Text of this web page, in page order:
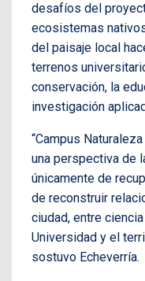
desafíos del
ecosistemas
del paisaje local
terrenos
conservación, la
investigación
“Campus
una perspectiva de
únicamente de
de reconstruir
ciudad, entre
Universidad y el
sostuvo Echeverría.